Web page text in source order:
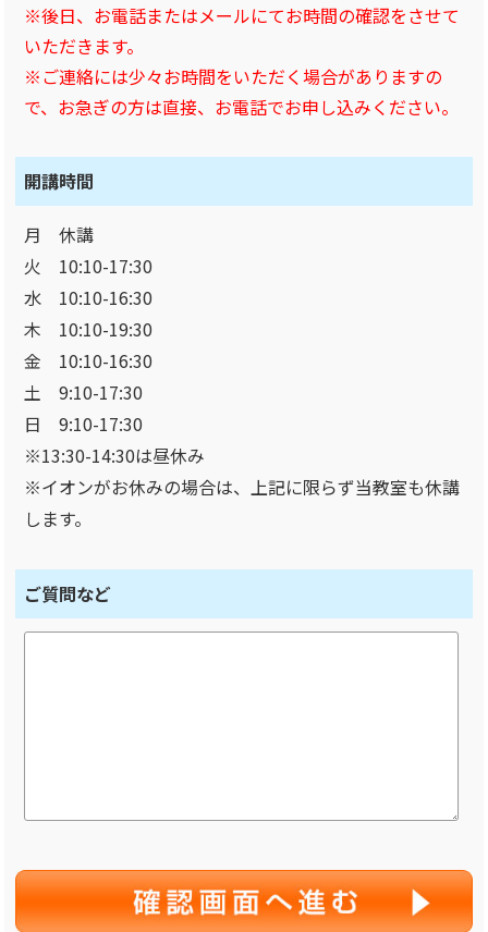
※後日、お電話またはメールにてお時間の確認をさせて
いただきます。
※ご連絡には少々お時間をいただく場合がありますの
で、お急ぎの方は直接、お電話でお申し込みください。
開講時間
月 休講
火 10:10-17:30
水 10:10-16:30
木 10:10-19:30
金 10:10-16:30
土 9:10-17:30
日 9:10-17:30
※13:30-14:30は昼休み
※イオンがお休みの場合は、上記に限らず当教室も休講
します。
ご質問など